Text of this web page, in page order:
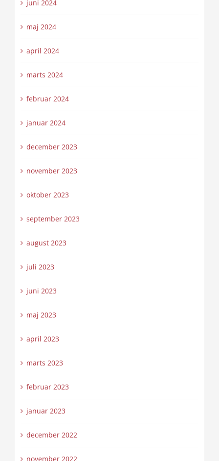
juni 2024
maj 2024
april 2024
marts 2024
februar 2024
januar 2024
december 2023
november 2023
oktober 2023
september 2023
august 2023
juli 2023
juni 2023
maj 2023
april 2023
marts 2023
februar 2023
januar 2023
december 2022
november 2022